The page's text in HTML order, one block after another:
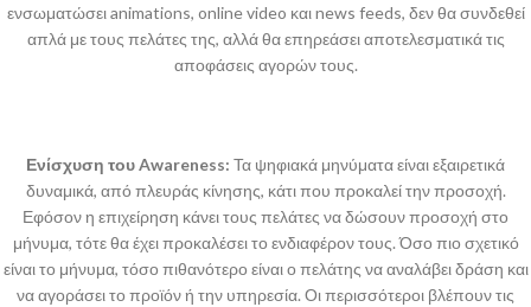
ενσωματώσει animations, online video και news feeds, δεν θα συνδεθεί
απλά με τους πελάτες της, αλλά θα επηρεάσει αποτελεσματικά τις
αποφάσεις αγορών τους.
Ενίσχυση τουAwareness: Τα ψηφιακά μηνύματα είναι εξαιρετικά
δυναμικά, από πλευράς κίνησης, κάτι που προκαλεί την προσοχή.
Εφόσον η επιχείρηση κάνει τους πελάτες να δώσουν προσοχή στο
μήνυμα, τότε θα έχει προκαλέσει το ενδιαφέρον τους. Όσο πιο σχετικό
είναι το μήνυμα, τόσο πιθανότερο είναι ο πελάτης να αναλάβει δράση και
να αγοράσει το προϊόν ή την υπηρεσία. Οι περισσότεροι βλέπουν τις